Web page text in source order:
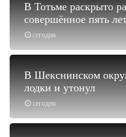
сегодня
В Тотьме раскрыто
совершённое пять
сегодня
В Шекснинском
лодки и утонул